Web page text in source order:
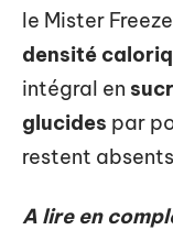
le Mister
densité
intégral en
glucides par
restent
A lire en